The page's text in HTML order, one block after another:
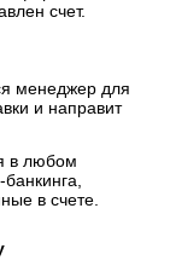
счет.
менеджер для
и направит
в любом
в счете.